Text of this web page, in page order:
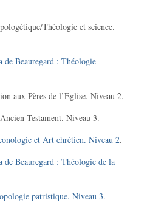
Théologie et science.
Beauregard : Théologie
aux Pères de l’Eglise. Niveau 2.
Testament. Niveau 3.
et Art chrétien. Niveau 2.
Beauregard : Théologie de la
patristique. Niveau 3.